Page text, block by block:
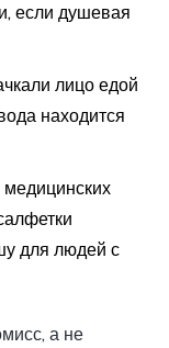
если душевая
лицо едой
находится
медицинских
для людей с
а не